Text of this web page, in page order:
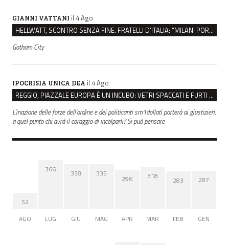
GIANNI VATTANI il 4 Ago
HELLWATT, SCONTRO SENZA FINE. FRATELLI D’ITALIA: “MILANI PORTA DOCUMENTI, DE FRANCO INSULTI”
Gotham City
IPOCRISIA UNICA DEA il 4 Ago
REGGIO, PIAZZALE EUROPA È UN INCUBO: VETRI SPACCATI E FURTI SULLE AUTO IN SOSTA
L'inazione delle forze dell'ordine e dei politicanti sm1dollati porterà ai giustizieri,
a quel punto chi avrà il coraggio di incolparli? Si può pensare
52
AGO
366
LUG
338
GIU
335
MAG
296
APR
318
MAR
283
FEB
287
GEN